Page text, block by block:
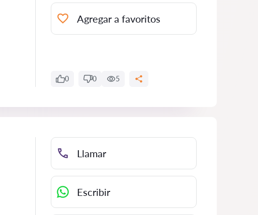
Agregar a favoritos
0 0 5
Llamar
Escribir